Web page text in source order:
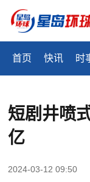
首页 快讯 时
短剧井喷
亿
2024-03-12 09:50